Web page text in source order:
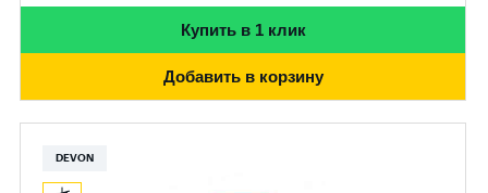
Купить в 1 клик
Добавить в корзину
DEVON